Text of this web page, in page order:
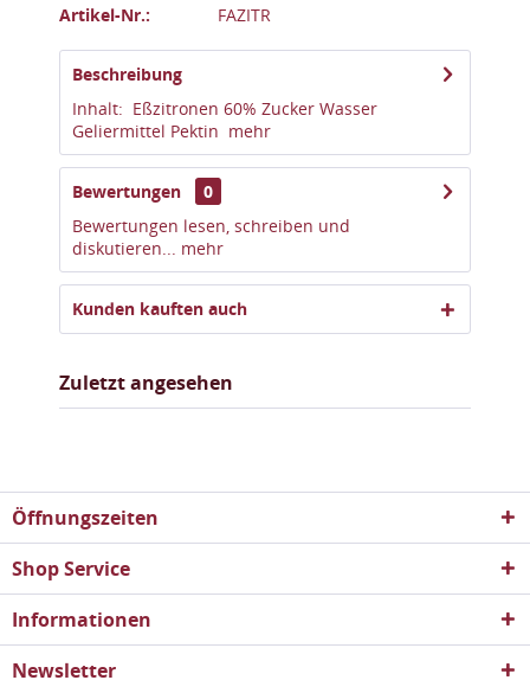
Artikel-Nr.: FAZITR
Beschreibung
Inhalt: Eßzitronen 60% Zucker Wasser
Geliermittel Pektin mehr
Bewertungen
0
Bewertungen lesen, schreiben und
diskutieren... mehr
Kunden kauften auch
Zuletzt angesehen
Öffnungszeiten
Shop Service
Informationen
Newsletter